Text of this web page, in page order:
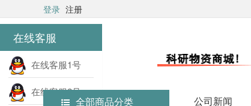
在线客服
在线客服1号
在线客服2号
登录 注册
全部商品分类 公司新闻